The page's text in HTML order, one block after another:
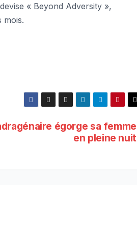
« Beyond Adversity »,
mois.
égorge sa femme
en pleine nuit